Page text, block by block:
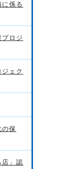
係る
ロジ
ェク
保
店」認